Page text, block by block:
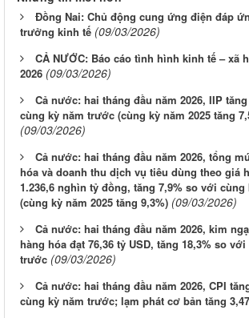
Đồng Nai: Chủ động cung ứng điện đáp
trưởng kinh tế (09/03/2026)
CẢ NƯỚC: Báo cáo tình hình kinh tế – xã
2026 (09/03/2026)
Cả nước: hai tháng đầu năm 2026, IIP
cùng kỳ năm trước (cùng kỳ năm 2025 tăng
(09/03/2026)
Cả nước: hai tháng đầu năm 2026, tổng
hóa và doanh thu dịch vụ tiêu dùng theo giá
1.236,6 nghìn tỷ đồng, tăng 7,9% so với
(cùng kỳ năm 2025 tăng 9,3%) (09/03/2026)
Cả nước: hai tháng đầu năm 2026, kim
hàng hóa đạt 76,36 tỷ USD, tăng 18,3% so
trước (09/03/2026)
Cả nước: hai tháng đầu năm 2026, CPI
cùng kỳ năm trước; lạm phát cơ bản tăng